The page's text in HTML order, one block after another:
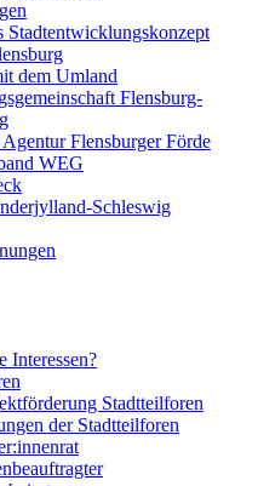
Stadtentwicklungskonzept
dem Umland
Flensburg-
Flensburger Förde
WEG
Schleswig
Interessen?
Stadtteilforen
der Stadtteilforen